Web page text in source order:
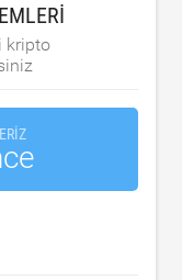
kripto